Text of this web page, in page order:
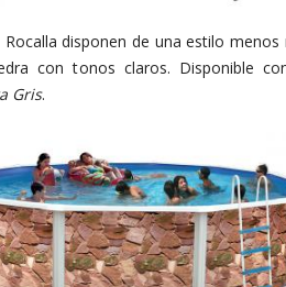
Rocalla disponen de una estilo
con tonos claros. Disponible
Gris.